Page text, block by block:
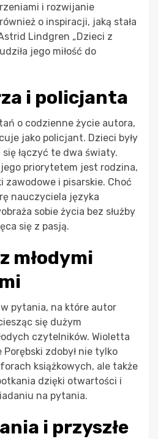
i rozwijanie
o inspiracji, jaką stała
Lindgren „Dzieci z
jego miłość do
i policjanta
o codzienne życie autora,
jako policjant. Dzieci były
łączyć te dwa światy.
jego priorytetem jest rodzina,
zawodowe i pisarskie. Choć
nauczyciela języka
sobie życia bez służby
się z pasją.
młodymi
pytania, na które autor
się dużym
czytelników. Wioletta
Porębski zdobył nie tylko
książkowych, ale także
dzięki otwartości i
na pytania.
i przyszłe